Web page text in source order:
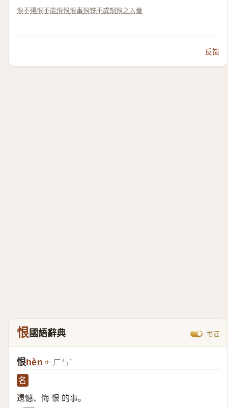
恨不得恨不能恨恨恨事恨铁不成钢恨之入骨
反馈
恨國語辭典 书证
恨hèn ㄏㄣˋ
名
遗憾、悔 恨 的事。